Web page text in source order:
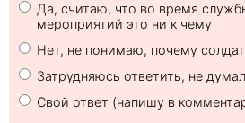
Да, считаю, что во время
мероприятий это ни к чему
Нет, не понимаю, почему
Затрудняюсь ответить, не
Свой ответ (напишу в